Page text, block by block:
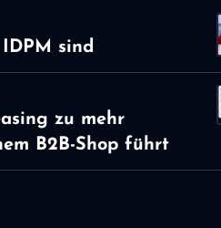
sind
zu mehr
B2B-Shop führt